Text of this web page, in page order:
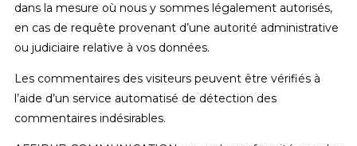
dans la mesure où nous y sommes légalement autorisés,
en cas de requête provenant d’une autorité administrative
ou judiciaire relative à vos données.
Les commentaires des visiteurs peuvent être vérifiés à
l’aide d’un service automatisé de détection des
commentaires indésirables.